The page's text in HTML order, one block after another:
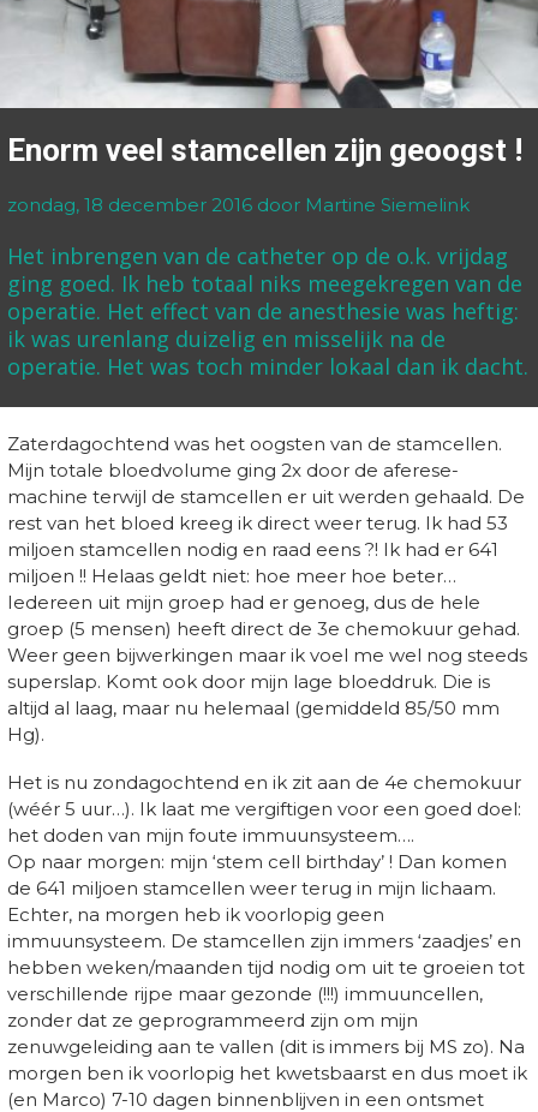
Enorm veel stamcellen zijn geoogst !
zondag, 18 december 2016 door Martine Siemelink
Het inbrengen van de catheter op de o.k. vrijdag
ging goed. Ik heb totaal niks meegekregen van de
operatie. Het effect van de anesthesie was heftig:
ik was urenlang duizelig en misselijk na de
operatie. Het was toch minder lokaal dan ik dacht.
Zaterdagochtend was het oogsten van de stamcellen.
Mijn totale bloedvolume ging 2x door de aferese-
machine terwijl de stamcellen er uit werden gehaald. De
rest van het bloed kreeg ik direct weer terug. Ik had 53
miljoen stamcellen nodig en raad eens ?! Ik had er 641
miljoen !! Helaas geldt niet: hoe meer hoe beter…
Iedereen uit mijn groep had er genoeg, dus de hele
groep (5 mensen) heeft direct de 3e chemokuur gehad.
Weer geen bijwerkingen maar ik voel me wel nog steeds
superslap. Komt ook door mijn lage bloeddruk. Die is
altijd al laag, maar nu helemaal (gemiddeld 85/50 mm
Hg).
Het is nu zondagochtend en ik zit aan de 4e chemokuur
(wéér 5 uur…). Ik laat me vergiftigen voor een goed doel:
het doden van mijn foute immuunsysteem….
Op naar morgen: mijn ‘stem cell birthday’ ! Dan komen
de 641 miljoen stamcellen weer terug in mijn lichaam.
Echter, na morgen heb ik voorlopig geen
immuunsysteem. De stamcellen zijn immers ‘zaadjes’ en
hebben weken/maanden tijd nodig om uit te groeien tot
verschillende rijpe maar gezonde (!!!) immuuncellen,
zonder dat ze geprogrammeerd zijn om mijn
zenuwgeleiding aan te vallen (dit is immers bij MS zo). Na
morgen ben ik voorlopig het kwetsbaarst en dus moet ik
(en Marco) 7-10 dagen binnenblijven in een ontsmet